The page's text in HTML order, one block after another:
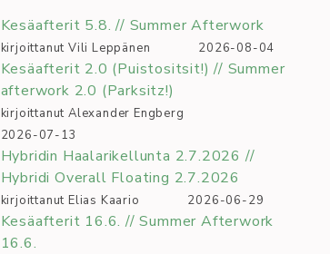
Kesäafterit 5.8. // Summer Afterwork
kirjoittanut Vili Leppänen 2026-08-04
Kesäafterit 2.0 (Puistositsit!) // Summer
afterwork 2.0 (Parksitz!)
kirjoittanut Alexander Engberg
2026-07-13
Hybridin Haalarikellunta 2.7.2026 //
Hybridi Overall Floating 2.7.2026
kirjoittanut Elias Kaario 2026-06-29
Kesäafterit 16.6. // Summer Afterwork
16.6.